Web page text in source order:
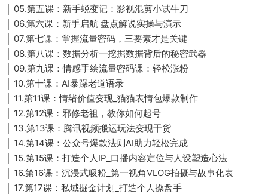
│ 05.第五课：新手蜕变记：影视混剪小试牛刀
│ 06.第六课：新手启航 盘点解说实操与演示
│ 07.第七课：掌握流量密码，三要素才是关键
│ 08.第八课：数据分析—挖掘数据背后的秘密武器
│ 09.第九课：情感手绘流量密码课：轻松涨粉
│ 10.第十课：AI暴躁老道语录
│ 11.第11课：情绪价值变现_猫猫表情包爆款制作
│ 12.第12课：邪修老祖，教你如何起号
│ 13.第13课：腾讯视频搬运玩法变现干货
│ 14.第14课：公众号爆款法则AI助力轻松完成
│ 15.第15课：打造个人IP_口播内容定位与人设塑造心法
│ 16.第16课：沉浸式吸粉_第一视角VLOG拍摄与故事化表
│ 17.第17课：私域掘金计划_打造个人操盘手